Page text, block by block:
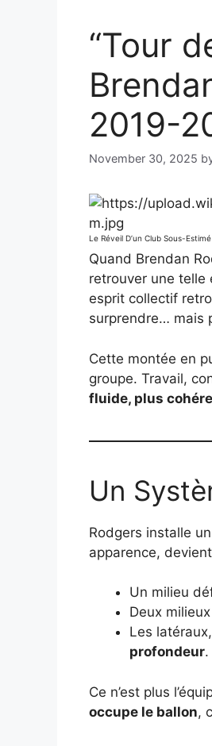
“Tour
2019-
November 30, 2025
Le Réveil D’un Club Sous-Estimé
Quand Brendan
retrouver une telle
esprit collectif
surprendre… mais
Cette montée en
groupe. Travail,
fluide, plus
Un
Rodgers installe
apparence,
Un milieu
Deux
Les
profondeur.
Ce n’est plus
occupe le ballon,